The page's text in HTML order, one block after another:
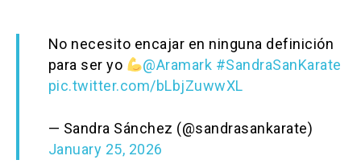
No necesito encajar en ninguna definición
para ser yo
@Aramark #SandraSanKarate
pic.twitter.com/bLbjZuwwXL
— Sandra Sánchez (@sandrasankarate)
January 25, 2026